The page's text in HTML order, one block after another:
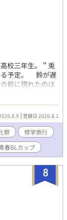
校三年生。＂兎
る予定。 鈴が遅
前に現れたのは
＂ひかりのルー
聖は突然鈴を抱
かな想いを寄せ
きだと言い、鈴
り、文化祭、修
、鈴の片思いは
二人の関係。鈴
の六ヶ月。 # 獅
ギを捕まえる時
力で尽くす事の
# 第2回青春BL
気に入り登録・
カルな君 ロジ
登録日 2026.8.1
祭
修学旅行
春BLカップ
8